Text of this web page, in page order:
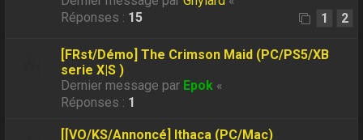
Réponses : 15 1 2
[FRst/Démo] The Crimson Maid (PC/PS5/XB
serie X|S )
Dernier message par Epok «
Réponses : 1
[[VO/KS/Annoncé] Ithaca (PC/Mac)